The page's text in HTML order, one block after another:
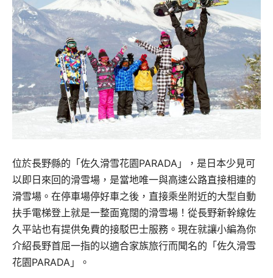
位於長野縣的「佐久滑雪花園PARADA」，是日本少見可
以即日來回的滑雪場，是當地唯一與高速公路直接相連的
滑雪場。在停車場停好車之後，直接乘坐附近的大型自動
扶手電梯登上就是一整面寬闊的滑雪場！從長野新幹線佐
久平站也有提供免費的接駁巴士服務。現在就讓小編為你
介紹長野首屈一指的以適合家族旅行而聞名的「佐久滑雪
花園PARADA」。